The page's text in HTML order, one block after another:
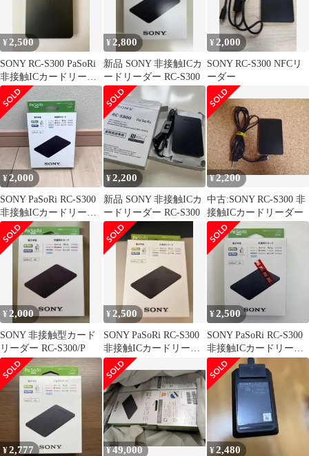
¥ 2,500
SONY RC-S300 PaSoRi
非接触ICカードリーダ
ーライター
¥ 2,800
新品 SONY 非接触ICカ
ードリーダー RC-S300
¥ 2,000
SONY RC-S300 NFCリ
ーダー
¥2,000
SONY PaSoRi RC-S300
非接触ICカードリーダ
ー
¥2,200
新品 SONY 非接触ICカ
ードリーダー RC-S300
¥2,200
中古:SONY RC-S300 非
接触ICカードリーダー
¥2,000
SONY 非接触型カード
リーダー RC-S300/P
¥2,500
SONY PaSoRi RC-S300
非接触ICカードリーダ
ー
¥2,500
SONY PaSoRi RC-S300
非接触ICカードリーダ
ー
¥2,777 ¥49,000 ¥2,480